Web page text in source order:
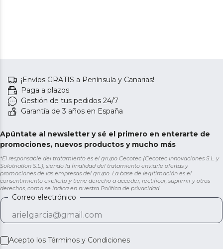
¡Envíos GRATIS a Península y Canarias!
Paga a plazos
Gestión de tus pedidos 24/7
Garantía de 3 años en España
Apúntate al newsletter y sé el primero en enterarte de
promociones, nuevos productos y mucho más
*El responsable del tratamiento es el grupo Cecotec (Cecotec Innovaciones S.L. y
Solotriatlon S.L.), siendo la finalidad del tratamiento enviarle ofertas y
promociones de las empresas del grupo. La base de legitimación es el
consentimiento explícito y tiene derecho a acceder, rectificar, suprimir y otros
derechos, como se indica en nuestra Política de privacidad
Correo electrónico
Acepto los Términos y Condiciones